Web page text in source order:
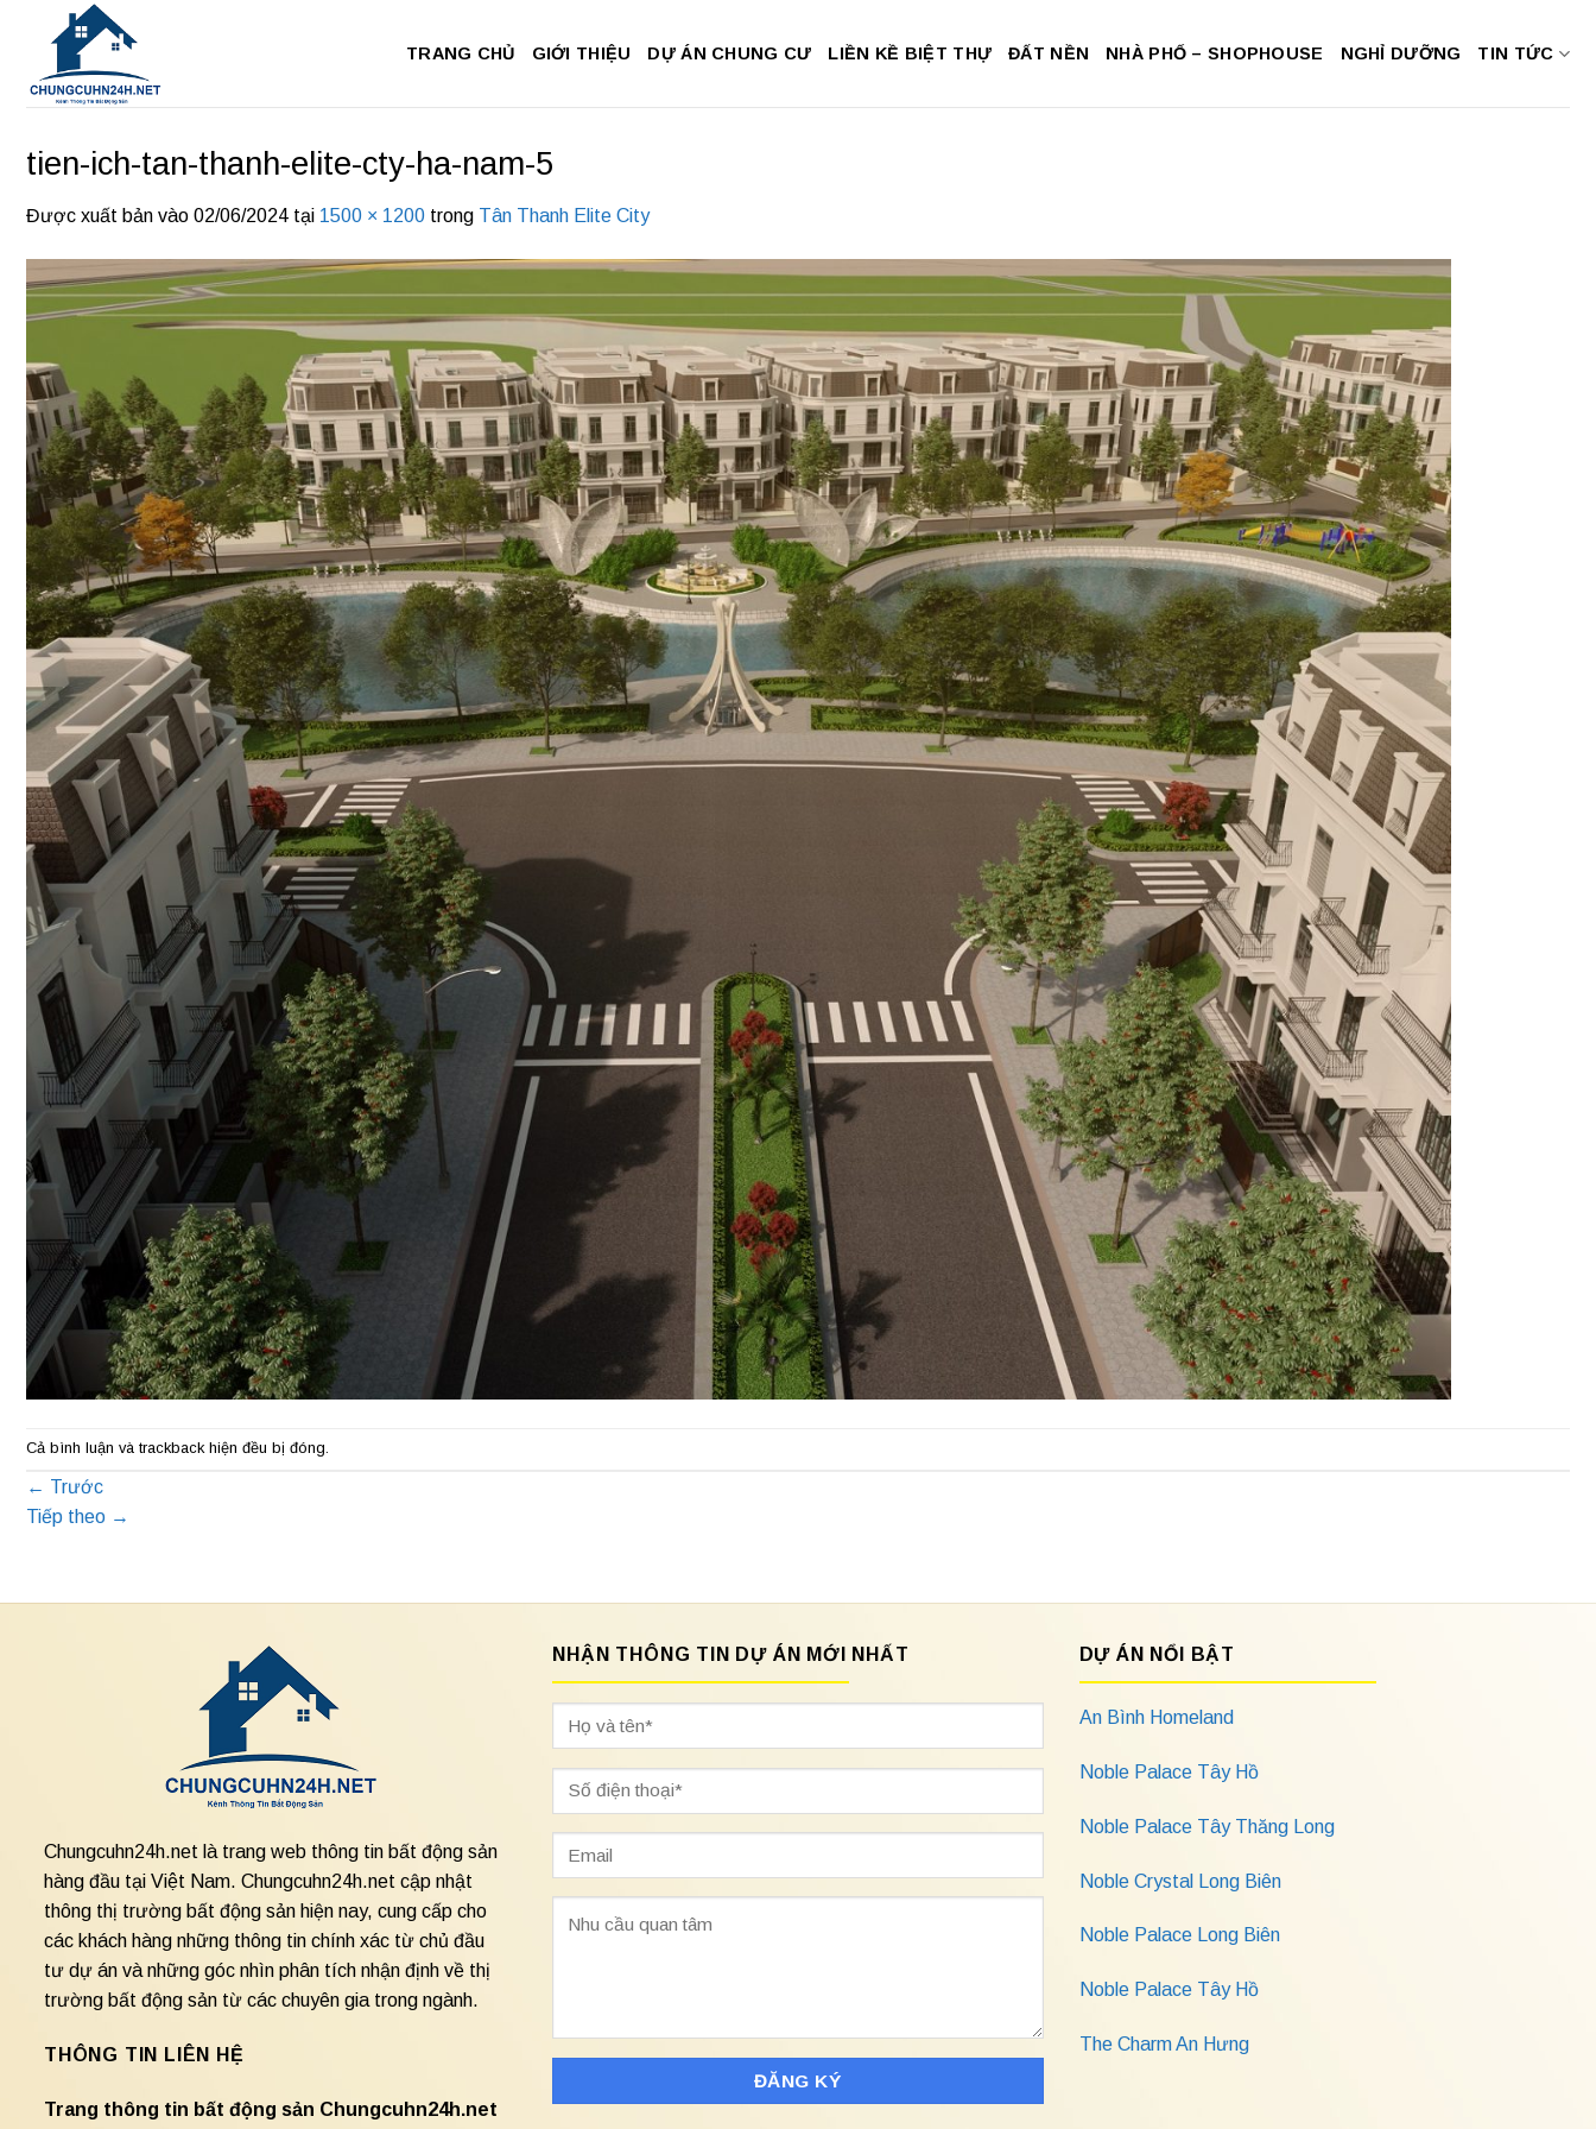
dung
TRANG CHỦ GIỚI THIỆU DỰ ÁN CHUNG CƯ LIỀN KỀ BIỆT THỰ ĐẤT NỀN NHÀ PHỐ – SHOPHOUSE NGHỈ DƯỠNG TIN TỨC
tien-ich-tan-thanh-elite-cty-ha-nam-5
Được xuất bản vào 02/06/2024 tại 1500 × 1200 trong Tân Thanh Elite City
Cả bình luận và trackback hiện đều bị đóng.
← Trước
Tiếp theo →
Chungcuhn24h.net là trang web thông tin bất động sản
hàng đầu tại Việt Nam. Chungcuhn24h.net cập nhật
thông thị trường bất động sản hiện nay, cung cấp cho
các khách hàng những thông tin chính xác từ chủ đầu
tư dự án và những góc nhìn phân tích nhận định về thị
trường bất động sản từ các chuyên gia trong ngành.
THÔNG TIN LIÊN HỆ
Trang thông tin bất động sản Chungcuhn24h.net
NHẬN THÔNG TIN DỰ ÁN MỚI NHẤT DỰ ÁN NỔI BẬT
An Bình Homeland
Noble Palace Tây Hồ
Noble Palace Tây Thăng Long
Noble Crystal Long Biên
Noble Palace Long Biên
Noble Palace Tây Hồ
The Charm An Hưng